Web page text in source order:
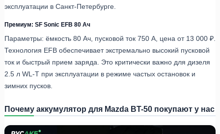
эксплуатации в Санкт-Петербурге.
Премиум: SF Sonic EFB 80 Ач
Параметры: ёмкость 80 Ач, пусковой ток 750 А, цена от 13 000 ₽.
Технология EFB обеспечивает экстремально высокий пусковой
ток и быстрый прием заряда. Это критически важно для дизеля
2.5 л WL-T при эксплуатации в режиме частых остановок и
зимних пусков.
Почему аккумулятор для Mazda BT-50 покупают у нас